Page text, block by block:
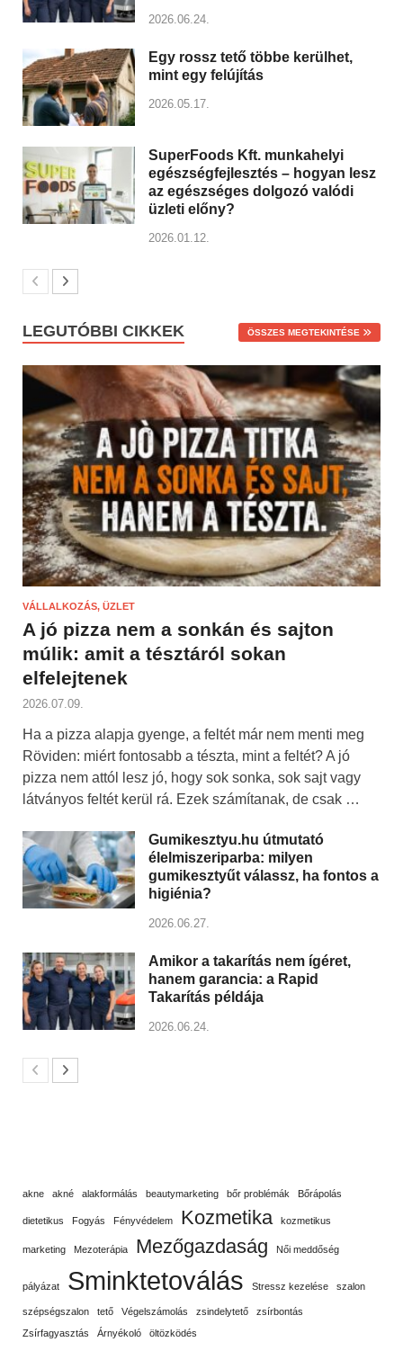
2026.06.24.
Egy rossz tető többe kerülhet,
mint egy felújítás
2026.05.17.
SuperFoods Kft. munkahelyi
egészségfejlesztés – hogyan lesz
az egészséges dolgozó valódi
üzleti előny?
2026.01.12.
LEGUTÓBBI CIKKEK ÖSSZES MEGTEKINTÉSE
VÁLLALKOZÁS, ÜZLET
A jó pizza nem a sonkán és sajton
múlik: amit a tésztáról sokan
elfelejtenek
2026.07.09.
Ha a pizza alapja gyenge, a feltét már nem menti meg
Röviden: miért fontosabb a tészta, mint a feltét? A jó
pizza nem attól lesz jó, hogy sok sonka, sok sajt vagy
látványos feltét kerül rá. Ezek számítanak, de csak …
Gumikesztyu.hu útmutató
élelmiszeriparba: milyen
gumikesztyűt válassz, ha fontos a
higiénia?
2026.06.27.
Amikor a takarítás nem ígéret,
hanem garancia: a Rapid
Takarítás példája
2026.06.24.
akne akné alakformálás beautymarketing bőr problémák Bőrápolás
dietetikus Fogyás Fényvédelem Kozmetika kozmetikus
marketing Mezoterápia Mezőgazdaság Női meddőség
pályázat Sminktetoválás Stressz kezelése szalon
szépségszalon tető Végelszámolás zsindelytető
zsírbontás
Zsírfagyasztás
Árnyékoló öltözködés